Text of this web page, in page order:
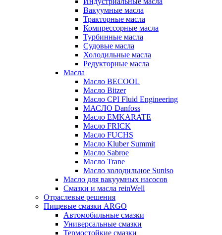
Вакуумные масла
Тракторные масла
Компрессорные масла
Турбинные масла
Судовые масла
Холодильные масла
Редукторные масла
Масла
Масло BECOOL
Масло Bitzer
Масло CPI Fluid Engineering
МАСЛО Danfoss
Масло EMKARATE
Масло FRICK
Масло FUCHS
Масло Kluber Summit
Масло Sabroe
Масло Trane
Масло холодильное Suniso
Масло для вакуумных насосов
Смазки и масла reinWell
Отраслевые решения
Пищевые смазки ARGO
Автомобильные смазки
Универсальные смазки
Термостойкие смазки